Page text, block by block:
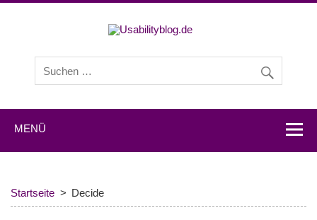
Experten zu den Themen Usability und User Experience.
MENÜ
Startseite Decide